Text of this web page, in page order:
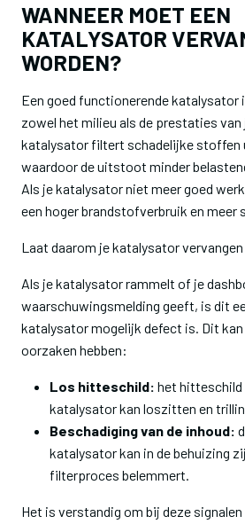
WANNEER MOET EEN
KATALYSATOR
WORDEN?
Een goed functionerende katalysator
zowel het milieu als de prestaties van
katalysator filtert schadelijke stoffen
waardoor de uitstoot minder
Als je katalysator niet meer goed
een hoger brandstofverbruik en meer
Laat daarom je katalysator
Als je katalysator rammelt of je
waarschuwingsmelding geeft, is dit
katalysator mogelijk defect is. Dit
oorzaken hebben:
Los hitteschild: het hitteschild
katalysator kan loszitten en
Beschadiging van de inhoud:
katalysator kan in de behuizing
filterproces belemmert.
Het is verstandig om bij deze